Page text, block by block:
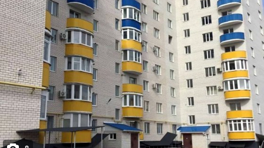
завжди передзвнюю.